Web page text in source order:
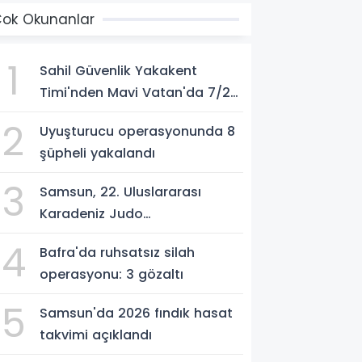
Okunanlar
1
Sahil Güvenlik Yakakent
Timi'nden Mavi Vatan'da 7/24
2
Uyuşturucu operasyonunda 8
şüpheli yakalandı
3
Samsun, 22. Uluslararası
Karadeniz Judo
yapıyor
4
Bafra'da ruhsatsız silah
operasyonu: 3 gözaltı
5
Samsun'da 2026 fındık hasat
takvimi açıklandı